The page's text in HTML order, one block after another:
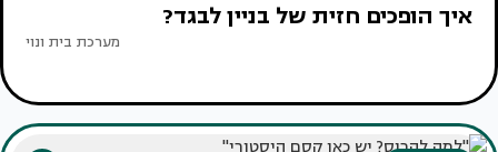
איך הופכים חזית של בניין לבגד?
מערכת בית ונוי